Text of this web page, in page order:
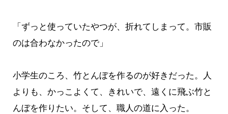
「ずっと使っていたやつが、折れてしまって。市販
のは合わなかったので」
小学生のころ、竹とんぼを作るのが好きだった。人
よりも、かっこよくて、きれいで、遠くに飛ぶ竹と
んぼを作りたい。そして、職人の道に入った。